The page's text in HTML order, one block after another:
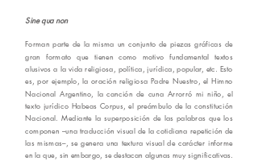
Sine qua non
Forman parte de la misma un conjunto de piezas gráficas de
gran formato que tienen como motivo fundamental textos
alusivos a la vida religiosa, política, jurídica, popular, etc. Esto
es, por ejemplo, la oración religiosa Padre Nuestro, el Himno
Nacional Argentino, la canción de cuna Arrorró mi niño, el
texto jurídico Habeas Corpus, el preámbulo de la constitución
Nacional. Mediante la superposición de las palabras que los
componen –una traducción visual de la cotidiana repetición de
las mismas–, se genera una textura visual de carácter informe
en la que, sin embargo, se destacan algunas muy significativas.